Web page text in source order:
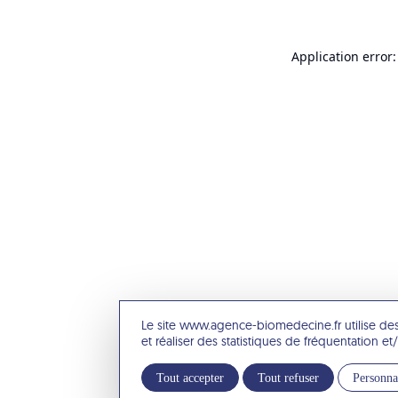
Le site www.agence-biomedecine.fr utilise
et réaliser des statistiques de fréquentation
Tout accepter Tout refuser
Application